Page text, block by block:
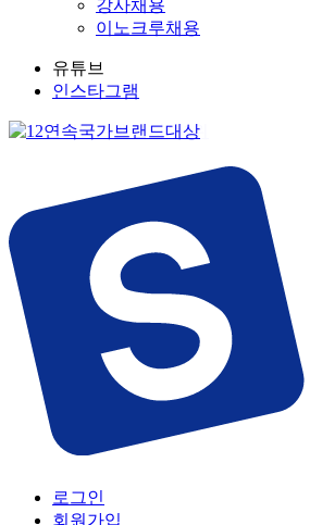
강사채용
이노크루채용
유튜브
인스타그램
로그인
회원가입